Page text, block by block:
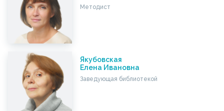
Методист
Якубовская
Елена Ивановна
Заведующая библиотекой